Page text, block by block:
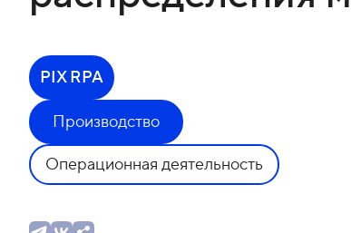
PIX RPA
Производство
Операционная деятельность